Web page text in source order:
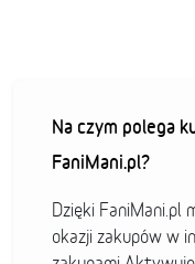
Na czym polega
FaniMani.pl?
Dzięki FaniMani.pl
okazji zakupów w